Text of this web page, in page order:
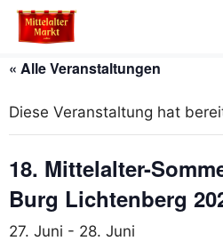
Zum
Inhalt
« Alle Veranstaltungen
Diese Veranstaltung hat
18. Mittelalter-
Burg Lichtenberg
27. Juni - 28. Juni